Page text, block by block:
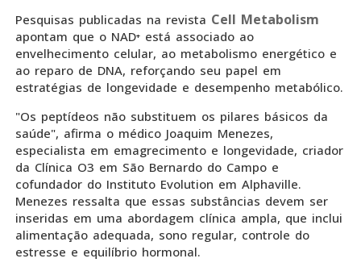
Pesquisas publicadas na revista Cell Metabolism
apontam que o NAD⁺ está associado ao
envelhecimento celular, ao metabolismo energético e
ao reparo de DNA, reforçando seu papel em
estratégias de longevidade e desempenho metabólico.
"Os peptídeos não substituem os pilares básicos da
saúde", afirma o médico Joaquim Menezes,
especialista em emagrecimento e longevidade, criador
da Clínica O3 em São Bernardo do Campo e
cofundador do Instituto Evolution em Alphaville.
Menezes ressalta que essas substâncias devem ser
inseridas em uma abordagem clínica ampla, que inclui
alimentação adequada, sono regular, controle do
estresse e equilíbrio hormonal.